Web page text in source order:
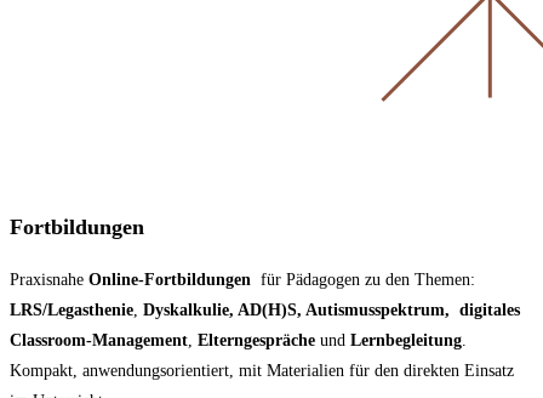
Fortbildungen
Praxisnahe Online-Fortbildungen für Pädagogen zu den Themen:
LRS/Legasthenie Dyskalkulie, AD(H)S, Autismusspektrum, digitales
Classroom-Management Elterngespräche und Lernbegleitung
Kompakt, anwendungsorientiert, mit Materialien für den direkten Einsatz